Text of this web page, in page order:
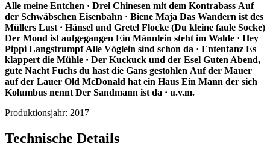
Alle meine Entchen · Drei Chinesen mit dem Kontrabass Auf
der Schwäbschen Eisenbahn · Biene Maja Das Wandern ist des
Müllers Lust · Hänsel und Gretel Flocke (Du kleine faule Socke)
Der Mond ist aufgegangen Ein Männlein steht im Walde · Hey
Pippi Langstrumpf Alle Vöglein sind schon da · Ententanz Es
klappert die Mühle · Der Kuckuck und der Esel Guten Abend,
gute Nacht Fuchs du hast die Gans gestohlen Auf der Mauer
auf der Lauer Old McDonald hat ein Haus Ein Mann der sich
Kolumbus nennt Der Sandmann ist da · u.v.m.
Produktionsjahr: 2017
Technische Details